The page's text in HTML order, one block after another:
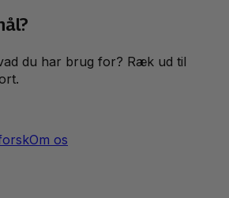
du har brug for? Ræk ud til
Om os